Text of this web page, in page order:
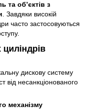
та об’єктів з
. Завдяки високій
часто застосовуються
дискову систему
від несанкціонованого
механізму